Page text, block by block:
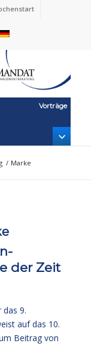
Vorträge
/ Marke
der Zeit
9.
auf das 10.
Beitrag von